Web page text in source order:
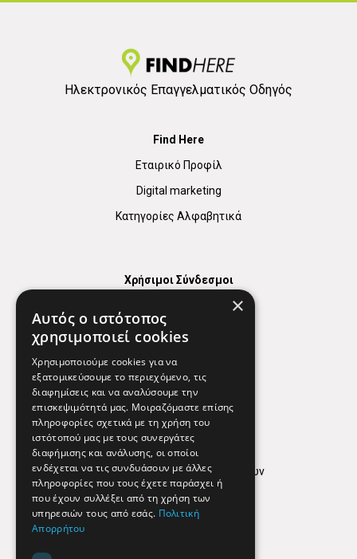
Ηλεκτρονικός Επαγγελματικός Οδηγός
Find Here
Εταιρικό Προφίλ
Digital marketing
Κατηγορίες Αλφαβητικά
Χρήσιμοι Σύνδεσμοι
Χρήσιμα Τηλέφωνα
Εφημερεύοντα Φαρμακεία
Απόρρητο
Όροι Χρήσης
Πολιτική προστασίας δεδομένων
Findhere
×
Αυτός ο ιστότοπος
χρησιμοποιεί cookies
Χρησιμοποιούμε cookies για να
εξατομικεύσουμε το περιεχόμενο, τις
διαφημίσεις και να αναλύσουμε την
επισκεψιμότητά μας. Μοιραζόμαστε επίσης
πληροφορίες σχετικά με τη χρήση του
ιστότοπού μας με τους συνεργάτες
διαφήμισης και ανάλυσης, οι οποίοι
ενδέχεται να τις συνδυάσουν με άλλες
πληροφορίες που τους έχετε παράσχει ή
που έχουν συλλέξει από τη χρήση των
υπηρεσιών τους από εσάς. Πολιτική
Απορρήτου